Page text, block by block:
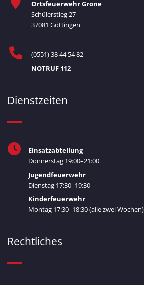
Ortsfeuerwehr Grone
Schülerstieg 27
37081 Göttingen
(0551) 38 44 54 82
NOTRUF 112
Dienstzeiten
Einsatzabteilung
Donnerstag 19:00–21:00
Jugendfeuerwehr
Dienstag 17:30–19:30
Kinderfeuerwehr
Montag 17:30–18:30 (alle zwei Wochen)
Rechtliches